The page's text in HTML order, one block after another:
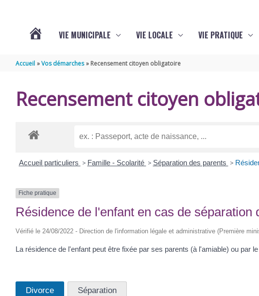
VIE MUNICIPALE VIE LOCALE VIE PRATIQUE
Accueil Vos démarches Recensement citoyen obligatoire
Recensement citoyen
Accueil particuliers > Famille - Scolarité > Séparation des parents >
Fiche pratique
Résidence de l'enfant en cas de séparation
Vérifié le 24/08/2022 - Direction de l'information légale et administrative (Première
La résidence de l'enfant peut être fixée par ses parents (à l'amiable) ou par
Divorce Séparation